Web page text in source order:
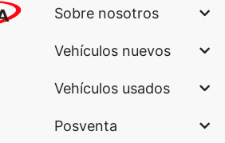
Sobre nosotros
Vehículos nuevos
Vehículos usados
Posventa